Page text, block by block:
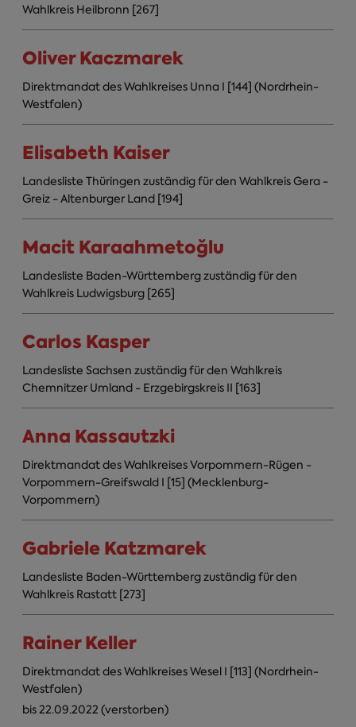
Wahlkreis Heilbronn [267]
Oliver Kaczmarek
Direktmandat des Wahlkreises Unna I [144] (Nordrhein-
Westfalen)
Elisabeth Kaiser
Landesliste Thüringen zuständig für den Wahlkreis Gera -
Greiz - Altenburger Land [194]
Macit Karaahmetoğlu
Landesliste Baden-Württemberg zuständig für den
Wahlkreis Ludwigsburg [265]
Carlos Kasper
Landesliste Sachsen zuständig für den Wahlkreis
Chemnitzer Umland - Erzgebirgskreis II [163]
Anna Kassautzki
Direktmandat des Wahlkreises Vorpommern-Rügen -
Vorpommern-Greifswald I [15] (Mecklenburg-
Vorpommern)
Gabriele Katzmarek
Landesliste Baden-Württemberg zuständig für den
Wahlkreis Rastatt [273]
Rainer Keller
Direktmandat des Wahlkreises Wesel I [113] (Nordrhein-
Westfalen)
bis 22.09.2022 (verstorben)